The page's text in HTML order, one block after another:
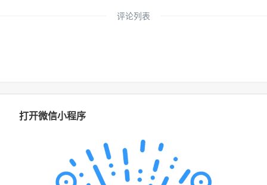
评论列表
打开微信小程序